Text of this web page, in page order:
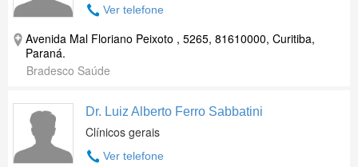
Ver telefone
Avenida Mal Floriano Peixoto , 5265, 81610000, Curitiba,
Paraná.
Bradesco Saúde
Dr. Luiz Alberto Ferro Sabbatini
Clínicos gerais
Ver telefone